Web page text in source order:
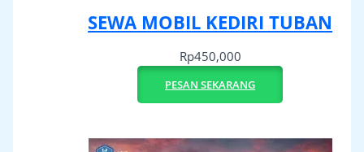
SEWA MOBIL KEDIRI TUBAN
Rp450,000
PESAN SEKARANG